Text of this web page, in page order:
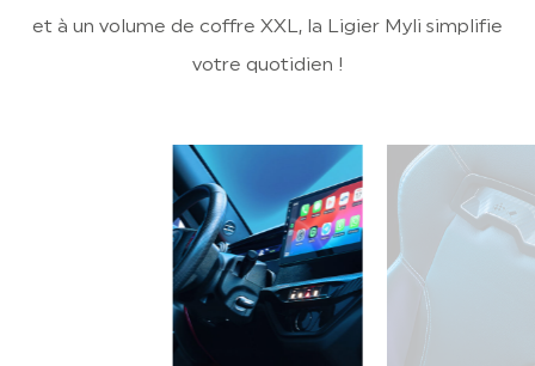
et à un volume de coffre XXL, la Ligier Myli simplifie
votre quotidien !